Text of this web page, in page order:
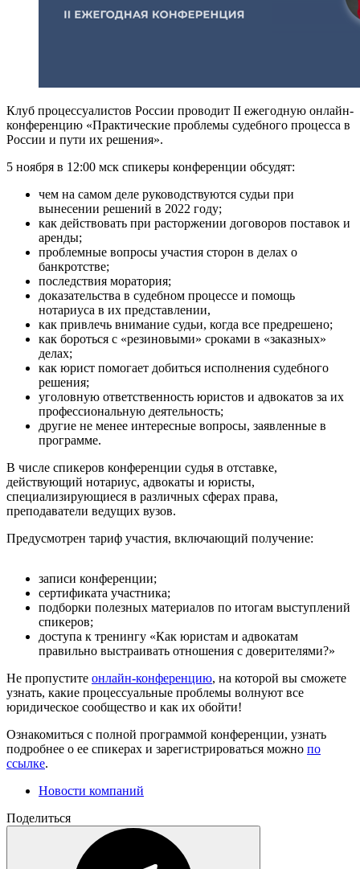
Клуб процессуалистов России проводит II ежегодную онлайн-
конференцию «Практические проблемы судебного процесса в
России и пути их решения».
5 ноября в 12:00 мск спикеры конференции обсудят:
чем на самом деле руководствуются судьи при
вынесении решений в 2022 году;
как действовать при расторжении договоров поставок и
аренды;
проблемные вопросы участия сторон в делах о
банкротстве;
последствия моратория;
доказательства в судебном процессе и помощь
нотариуса в их представлении,
как привлечь внимание судьи, когда все предрешено;
как бороться с «резиновыми» сроками в «заказных»
делах;
как юрист помогает добиться исполнения судебного
решения;
уголовную ответственность юристов и адвокатов за их
профессиональную деятельность;
другие не менее интересные вопросы, заявленные в
программе.
В числе спикеров конференции судья в отставке,
действующий нотариус, адвокаты и юристы,
специализирующиеся в различных сферах права,
преподаватели ведущих вузов.
Предусмотрен тариф участия, включающий получение:
записи конференции;
сертификата участника;
подборки полезных материалов по итогам выступлений
спикеров;
доступа к тренингу «Как юристам и адвокатам
правильно выстраивать отношения с доверителями?»
Не пропустите онлайн-конференцию, на которой вы сможете
узнать, какие процессуальные проблемы волнуют все
юридическое сообщество и как их обойти!
Ознакомиться с полной программой конференции, узнать
подробнее о ее спикерах и зарегистрироваться можно по
ссылке.
Новости компаний
Поделиться